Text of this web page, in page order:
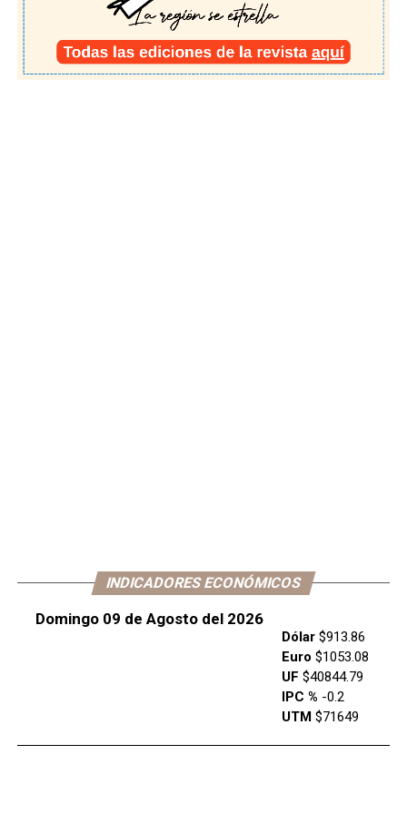
INDICADORES ECONÓMICOS
Domingo 09 de Agosto del 2026
Dólar$913.86
Euro $1053.08
UF $40844.79
IPC % -0.2
UTM$71649